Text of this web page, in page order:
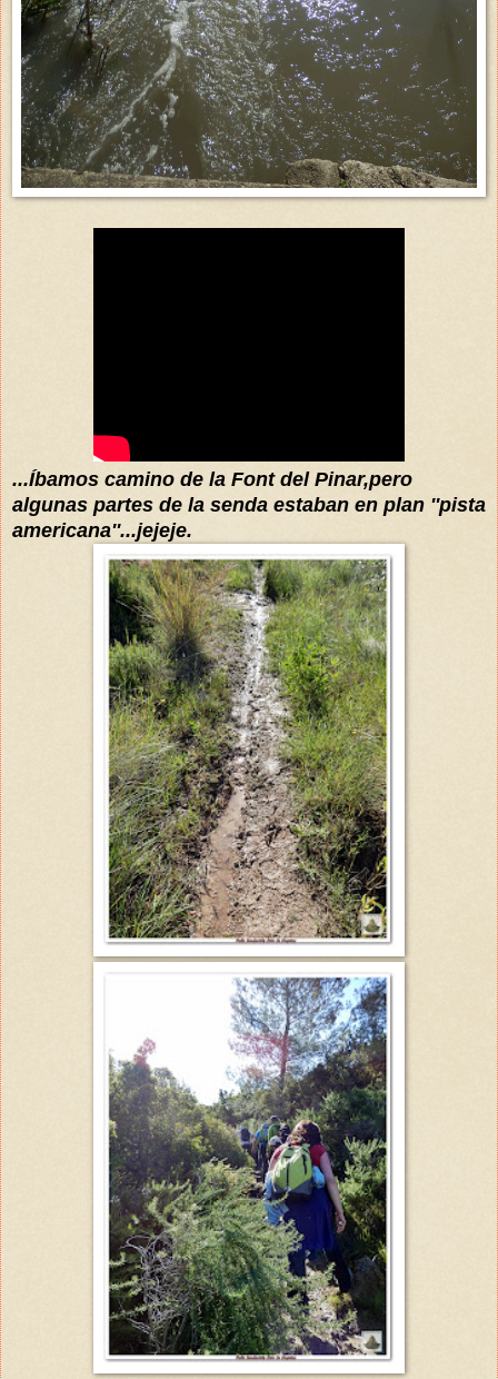
...Íbamos camino de la Font del Pinar,pero
algunas partes de la senda estaban en plan ''pista
americana''...jejeje.